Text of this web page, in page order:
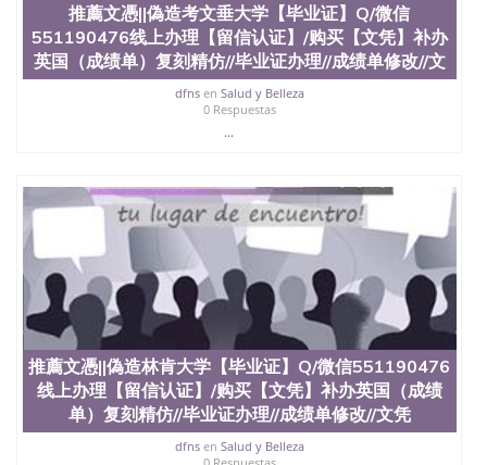
推薦文憑||偽造考文垂大学【毕业证】Q/微信
551190476线上办理【留信认证】/购买【文凭】补办
英国（成绩单）复刻精仿//毕业证办理//成绩单修改//文
dfnsen Salud y Belleza
0 Respuestas
...
推薦文憑||偽造林肯大学【毕业证】Q/微信551190476
线上办理【留信认证】/购买【文凭】补办英国（成绩
单）复刻精仿//毕业证办理//成绩单修改//文凭
dfnsen Salud y Belleza